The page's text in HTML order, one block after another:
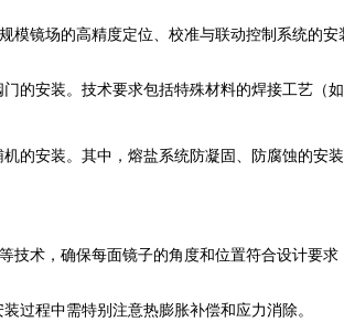
镜场的高精度定位、校准与联动控制系统的安
的安装。技术要求包括特殊材料的焊接工艺（
的安装。其中，熔盐系统防凝固、防腐蚀的安
术，确保每面镜子的角度和位置符合设计要求
过程中需特别注意热膨胀补偿和应力消除。